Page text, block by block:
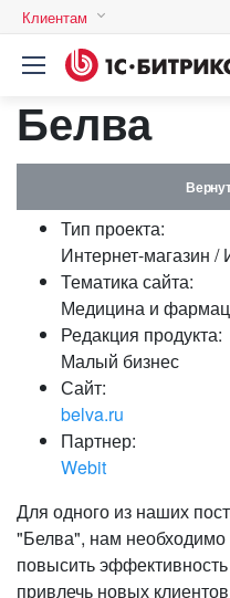
Клиентам
Забыли
Белва
Тип проекта:
Интернет-магазин
Тематика сайта:
Медицина и
Редакция продукта:
Малый бизнес
Сайт:
belva.ru
Партнер:
Webit
Для одного из наших
"Белва", нам
повысить
привлечь новых